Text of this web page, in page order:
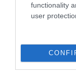
functionality
user